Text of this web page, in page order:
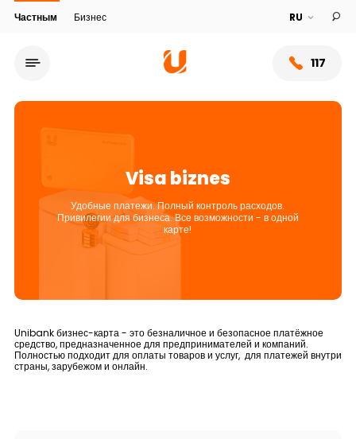
Частным Бизнес
117
О банке
Устойчивость
Visa biznes
Удобные платежи. Полный контроль расходов.
Привилегии для бизнеса. Все возможности - в одной
карте!
Unibank бизнес-карта - это безналичное и безопасное платёжное
средство, предназначенное для предпринимателей и компаний.
Полностью подходит для оплаты товаров и услуг, для платежей внутри
страны, зарубежом и онлайн.